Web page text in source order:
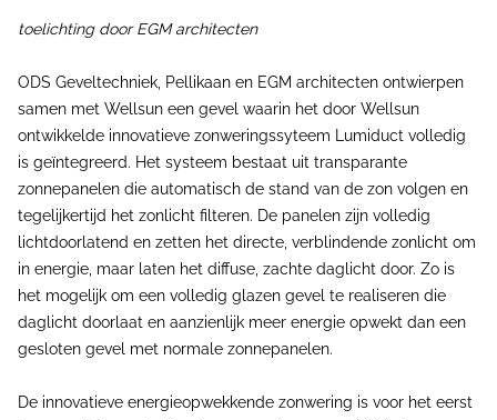
toelichting door EGM architecten
ODS Geveltechniek, Pellikaan en EGM architecten ontwierpen
samen met Wellsun een gevel waarin het door Wellsun
ontwikkelde innovatieve zonweringssyteem Lumiduct volledig
is geïntegreerd. Het systeem bestaat uit transparante
zonnepanelen die automatisch de stand van de zon volgen en
tegelijkertijd het zonlicht filteren. De panelen zijn volledig
lichtdoorlatend en zetten het directe, verblindende zonlicht om
in energie, maar laten het diffuse, zachte daglicht door. Zo is
het mogelijk om een volledig glazen gevel te realiseren die
daglicht doorlaat en aanzienlijk meer energie opwekt dan een
gesloten gevel met normale zonnepanelen.
De innovatieve energieopwekkende zonwering is voor het eerst